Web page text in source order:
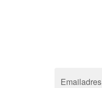
Emailadres